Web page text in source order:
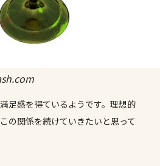
足感を得ているようです。理想的
の関係を続けていきたいと思って